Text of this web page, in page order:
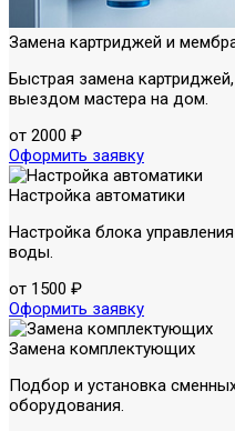
Замена картриджей и
Быстрая замена
выездом мастера на дом.
от 2000 ₽
Оформить заявку
Настройка автоматики
Настройка блока
воды.
от 1500 ₽
Оформить заявку
Замена комплектующих
Подбор и установка
оборудования.